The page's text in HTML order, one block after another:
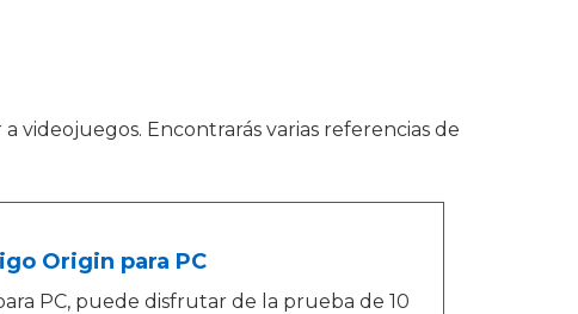
videojuegos. Encontrarás varias referencias de
Origin para PC
PC, puede disfrutar de la prueba de 10